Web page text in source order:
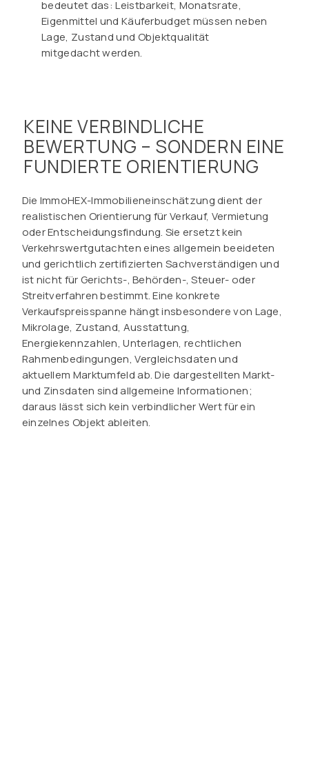
bedeutet das: Leistbarkeit, Monatsrate,
Eigenmittel und Käuferbudget müssen neben
Lage, Zustand und Objektqualität
mitgedacht werden.
KEINE VERBINDLICHE
BEWERTUNG – SONDERN EINE
FUNDIERTE ORIENTIERUNG
Die ImmoHEX-Immobilieneinschätzung dient der
realistischen Orientierung für Verkauf, Vermietung
oder Entscheidungsfindung. Sie ersetzt kein
Verkehrswertgutachten eines allgemein beeideten
und gerichtlich zertifizierten Sachverständigen und
ist nicht für Gerichts-, Behörden-, Steuer- oder
Streitverfahren bestimmt. Eine konkrete
Verkaufspreisspanne hängt insbesondere von Lage,
Mikrolage, Zustand, Ausstattung,
Energiekennzahlen, Unterlagen, rechtlichen
Rahmenbedingungen, Vergleichsdaten und
aktuellem Marktumfeld ab. Die dargestellten Markt-
und Zinsdaten sind allgemeine Informationen;
daraus lässt sich kein verbindlicher Wert für ein
einzelnes Objekt ableiten.